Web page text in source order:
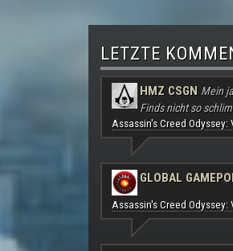
LETZTE
HMZ CSGN Mein
Finds nicht so
Assassin's Creed
GLOBAL
Assassin's Creed